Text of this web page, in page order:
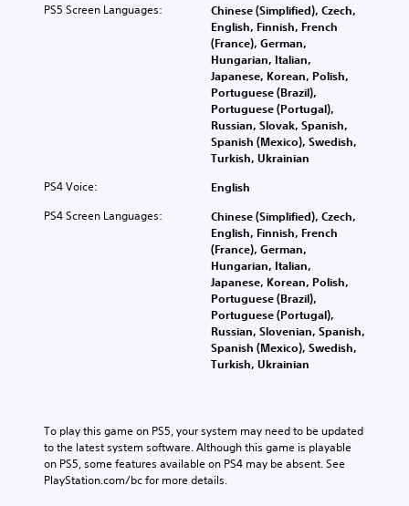
PS5 Screen Languages:
Chinese (Simplified), Czech,
English, Finnish, French
(France), German,
Hungarian, Italian,
Japanese, Korean, Polish,
Portuguese (Brazil),
Portuguese (Portugal),
Russian, Slovak, Spanish,
Spanish (Mexico), Swedish,
Turkish, Ukrainian
PS4 Voice: English
PS4 Screen Languages:
Chinese (Simplified), Czech,
English, Finnish, French
(France), German,
Hungarian, Italian,
Japanese, Korean, Polish,
Portuguese (Brazil),
Portuguese (Portugal),
Russian, Slovenian, Spanish,
Spanish (Mexico), Swedish,
Turkish, Ukrainian
To play this game on PS5, your system may need to be updated
to the latest system software. Although this game is playable
on PS5, some features available on PS4 may be absent. See
PlayStation.com/bc for more details.